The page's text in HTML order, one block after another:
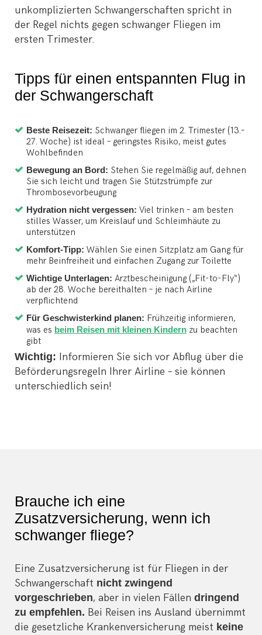
unkomplizierten Schwangerschaften spricht in
der Regel nichts gegen schwanger Fliegen im
ersten Trimester.
Tipps für einen entspannten Flug in
der Schwangerschaft
Beste Reisezeit: Schwanger fliegen im 2. Trimester (13.–
27. Woche) ist ideal – geringstes Risiko, meist gutes
Wohlbefinden
Bewegung an Bord: Stehen Sie regelmäßig auf, dehnen
Sie sich leicht und tragen Sie Stützstrümpfe zur
Thrombosevorbeugung
Hydration nicht vergessen: Viel trinken – am besten
stilles Wasser, um Kreislauf und Schleimhäute zu
unterstützen
Komfort-Tipp: Wählen Sie einen Sitzplatz am Gang für
mehr Beinfreiheit und einfachen Zugang zur Toilette
Wichtige Unterlagen: Arztbescheinigung („Fit-to-Fly“)
ab der 28. Woche bereithalten – je nach Airline
verpflichtend
Für Geschwisterkind planen: Frühzeitig informieren,
was es beim Reisen mit kleinen Kindern zu beachten
gibt
Wichtig: Informieren Sie sich vor Abflug über die
Beförderungsregeln Ihrer Airline – sie können
unterschiedlich sein!
Brauche ich eine
Zusatzversicherung, wenn ich
schwanger fliege?
Eine Zusatzversicherung ist für Fliegen in der
Schwangerschaft nicht zwingend
vorgeschrieben, aber in vielen Fällen dringend
zu empfehlen. Bei Reisen ins Ausland übernimmt
die gesetzliche Krankenversicherung meist keine